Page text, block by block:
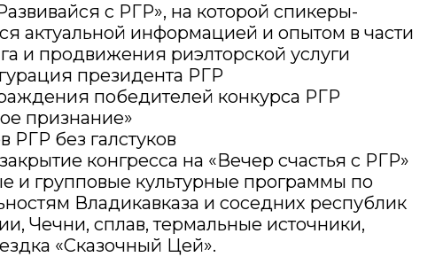
с РГР», на которой спикеры-
актуальной информацией и опытом в части
и продвижения риэлторской услуги
президента РГР
победителей конкурса РГР
признание»
РГР без галстуков
конгресса на «Вечер счастья с РГР»
и групповые культурные программы по
Владикавказа и соседних республик
Чечни, сплав, термальные источники,
«Сказочный Цей».